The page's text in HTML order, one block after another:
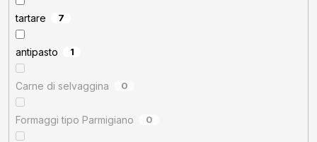
tartare 7
antipasto 1
Carne di selvaggina 0
Formaggi tipo Parmigiano 0